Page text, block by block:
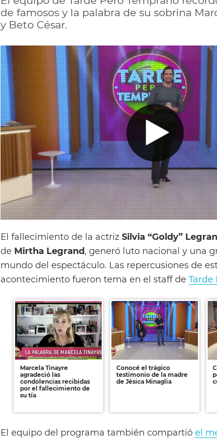
de famosos y la palabra de su sobrina
y Beto César.
El fallecimiento de la actriz Silvia “Goldy”
de Mirtha Legrand, generó luto nacional y una
mundo del espectáculo. Las repercusiones de
acontecimiento fueron tema en el staff de Tarde
Marcela Tinayre
agradeció las
condolencias recibidas
por el fallecimiento de
su tía
Conocé el trágico
testimonio de la madre
de Jésica Minaglia
El equipo del programa también compartió el